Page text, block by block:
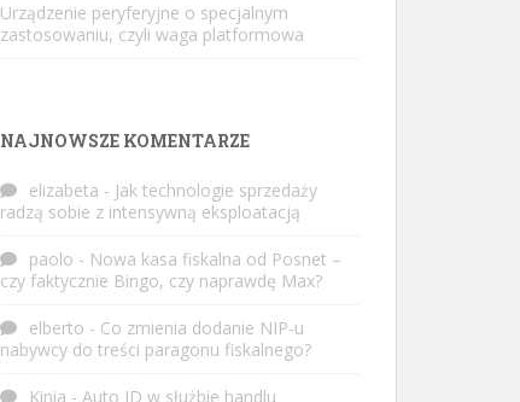
Urządzenie peryferyjne o specjalnym
zastosowaniu, czyli waga platformowa
NAJNOWSZE KOMENTARZE
elizabeta - Jak technologie sprzedaży
radzą sobie z intensywną eksploatacją
paolo - Nowa kasa fiskalna od Posnet –
czy faktycznie Bingo, czy naprawdę Max?
elberto - Co zmienia dodanie NIP-u
nabywcy do treści paragonu fiskalnego?
Kinia - Auto ID w służbie handlu